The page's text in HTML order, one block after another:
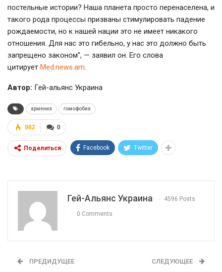
постельные истории? Наша планета просто перенаселена, и
такого рода процессы призваны стимулировать падение
рождаемости, но к нашей нации это не имеет никакого
отношения. Для нас это гибельно, у нас это должно быть
запрещено законом", — заявил он. Его слова
цитирует Med.news.am.
Автор: Гей-альянс Украина
армения гомофобия
0
982
Поделиться Facebook Twitter
Гей-Альянс Украина 4596 Posts
0 Comments
ПРЕДИДУЩЕЕ СЛЕДУЮЩЕЕ